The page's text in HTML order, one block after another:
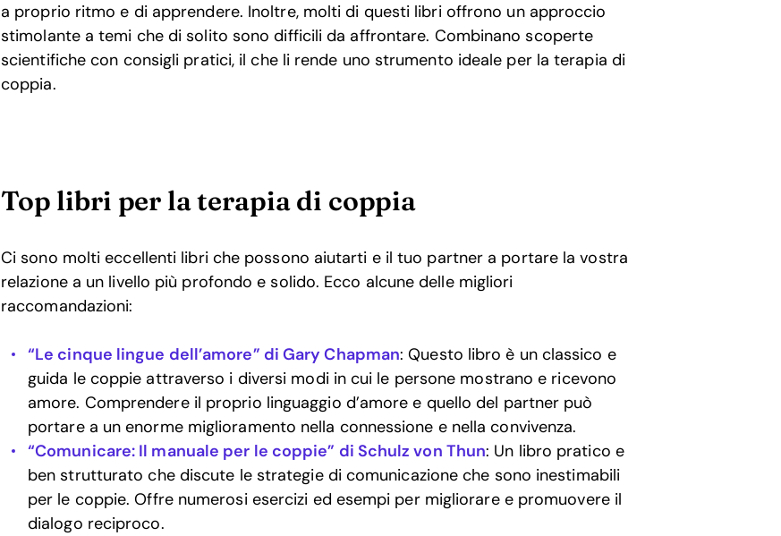
a proprio ritmo e di apprendere. Inoltre, molti di questi libri offrono un approccio
stimolante a temi che di solito sono difficili da affrontare. Combinano scoperte
scientifiche con consigli pratici, il che li rende uno strumento ideale per la terapia di
coppia.
Top libri per la terapia di coppia
Ci sono molti eccellenti libri che possono aiutarti e il tuo partner a portare la vostra
relazione a un livello più profondo e solido. Ecco alcune delle migliori
raccomandazioni:
“Le cinque lingue dell’amore” di Gary Chapman: Questo libro è un classico e
guida le coppie attraverso i diversi modi in cui le persone mostrano e ricevono
amore. Comprendere il proprio linguaggio d’amore e quello del partner può
portare a un enorme miglioramento nella connessione e nella convivenza.
“Comunicare: Il manuale per le coppie” di Schulz von Thun: Un libro pratico e
ben strutturato che discute le strategie di comunicazione che sono inestimabili
per le coppie. Offre numerosi esercizi ed esempi per migliorare e promuovere il
dialogo reciproco.